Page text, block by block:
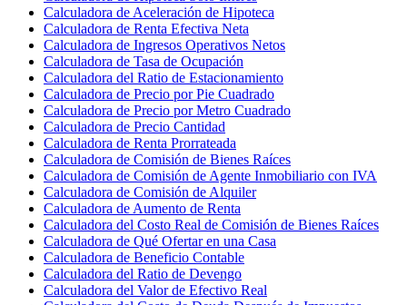
Calculadora de Aceleración de Hipoteca
Calculadora de Renta Efectiva Neta
Calculadora de Ingresos Operativos Netos
Calculadora de Tasa de Ocupación
Calculadora del Ratio de Estacionamiento
Calculadora de Precio por Pie Cuadrado
Calculadora de Precio por Metro Cuadrado
Calculadora de Precio Cantidad
Calculadora de Renta Prorrateada
Calculadora de Comisión de Bienes Raíces
Calculadora de Comisión de Agente Inmobiliario con IVA
Calculadora de Comisión de Alquiler
Calculadora de Aumento de Renta
Calculadora del Costo Real de Comisión de Bienes Raíces
Calculadora de Qué Ofertar en una Casa
Calculadora de Beneficio Contable
Calculadora del Ratio de Devengo
Calculadora del Valor de Efectivo Real